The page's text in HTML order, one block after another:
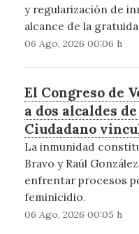
y regularización de
alcance de la
06 Ago, 2026 00:06 h
El Congreso de
a dos alcaldes
Ciudadano
La inmunidad
Bravo y Raúl
enfrentar procesos
feminicidio.
06 Ago, 2026 00:05 h